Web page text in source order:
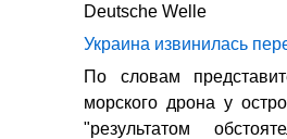
Deutsche Welle
Украина извинилась
По словам
морского дрона у
"результатом